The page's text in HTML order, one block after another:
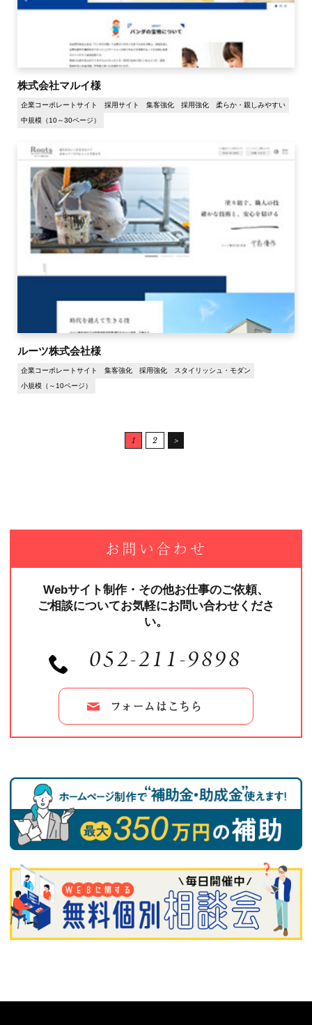
株式会社マルイ様
企業コーポレートサイト 採用サイト 集客強化 採用強化
柔らか・親しみやすい
中規模（10～30ページ）
ルーツ株式会社様
企業コーポレートサイト 集客強化 採用強化
スタイリッシュ・モダン
小規模（～10ページ）
1 2 ＞
お問い合わせ
Webサイト制作・その他お仕事のご依頼、
ご相談についてお気軽にお問い合わせくださ
い。
052-211-9898
フォームはこちら